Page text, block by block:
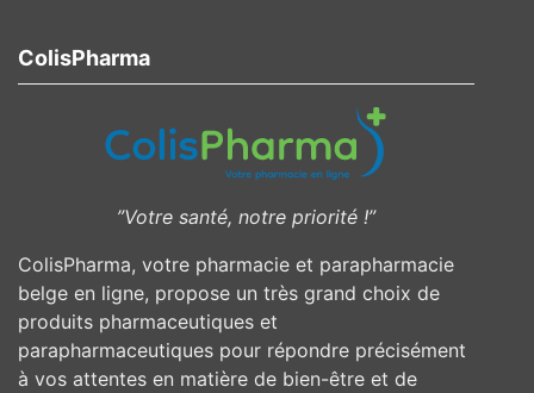
ColisPharma
”Votre santé, notre priorité !”
ColisPharma, votre pharmacie et parapharmacie
belge en ligne, propose un très grand choix de
produits pharmaceutiques et
parapharmaceutiques pour répondre précisément
à vos attentes en matière de bien-être et de